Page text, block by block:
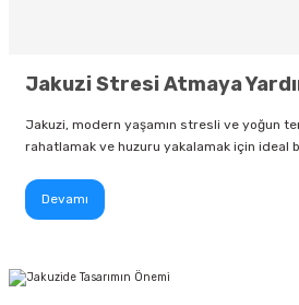
Jakuzi Stresi Atmaya
Jakuzi, modern yaşamın stresli ve yoğun
rahatlamak ve huzuru yakalamak için ideal
Devamı